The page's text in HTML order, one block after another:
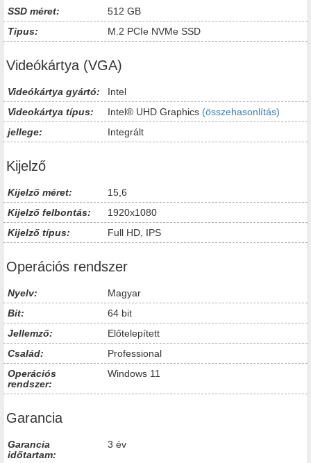
SSD méret:
512 GB
Tipus:
M.2 PCIe NVMe SSD
Videókártya (VGA)
Videókártya gyártó:
Intel
Videokártya típus:
Intel® UHD Graphics (összehasonlítás)
jellege:
Integrált
Kijelző
Kijelző méret:
15,6
Kijelző felbontás:
1920x1080
Kijelző típus:
Full HD, IPS
Operációs rendszer
Nyelv:
Magyar
Bit:
64 bit
Jellemző:
Előtelepített
Család:
Professional
Operációs
rendszer:
Windows 11
Garancia
Garancia
időtartam:
3 év